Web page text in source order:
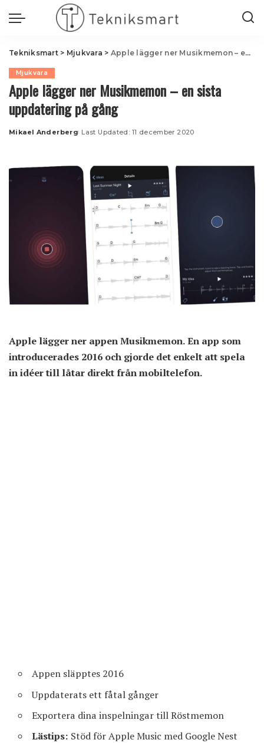
Tekniksmart> Mjukvara > Apple lägger ner Musikmemon – en sista uppdatering på gång
Mjukvara
Apple lägger ner Musikmemon – en sista
uppdatering på gång
Posted
Mikael Anderberg Last Updated: 11 december 2020
Apple lägger ner appen Musikmemon. En app som
introducerades 2016 och gjorde det enkelt att spela
in idéer till låtar direkt från mobiltelefon.
Appen släpptes 2016
Uppdaterats ett fåtal gånger
Exportera dina inspelningar till Röstmemon
Lästips: Stöd för Apple Music med Google Nest